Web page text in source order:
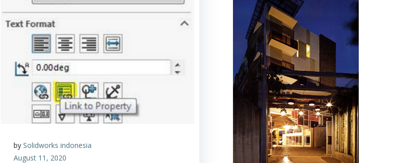
bySolidworks indonesia
August 11, 2020